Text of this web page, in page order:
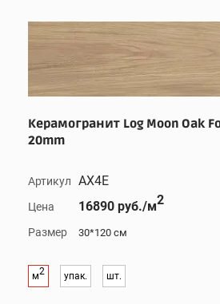
Керамогранит Log Moon Oak
20mm
Артикул AX4E
Цена 16890 руб./м2
Размер 30*120 см
м2 упак. шт.